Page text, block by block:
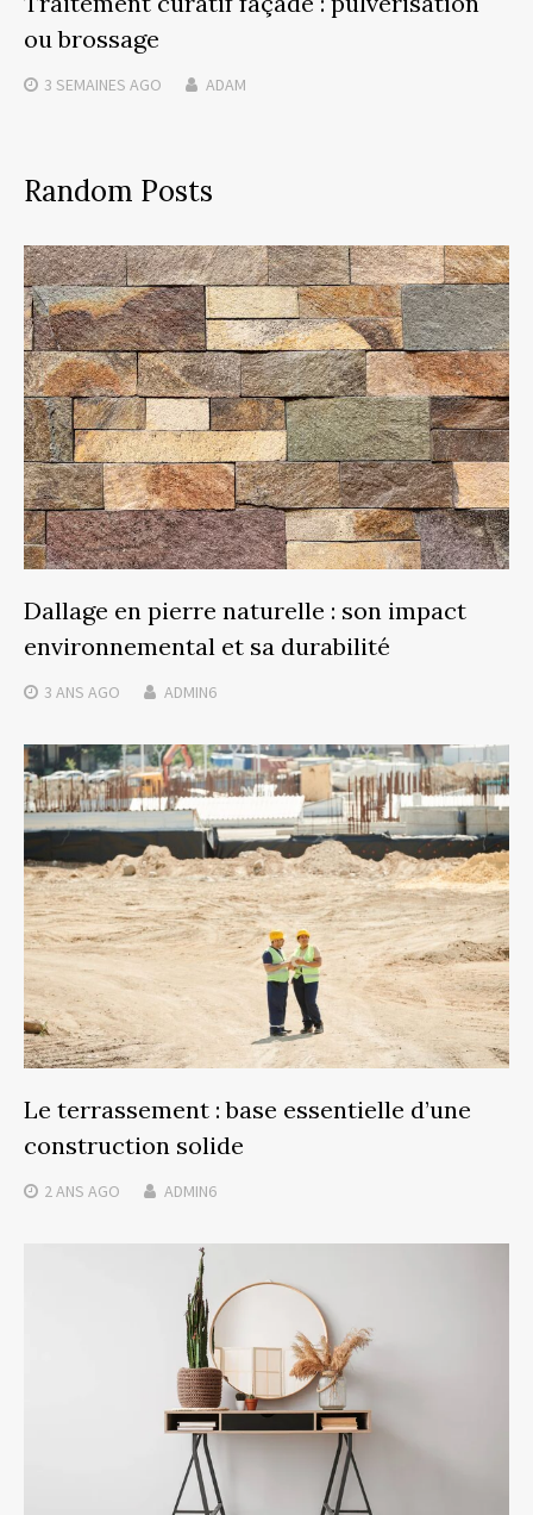
ou brossage
3 SEMAINES AGO ADAM
Random Posts
Dallage en pierre naturelle : son impact
environnemental et sa durabilité
3 ANS AGO ADMIN6
Le terrassement : base essentielle d’une
construction solide
2 ANS AGO ADMIN6